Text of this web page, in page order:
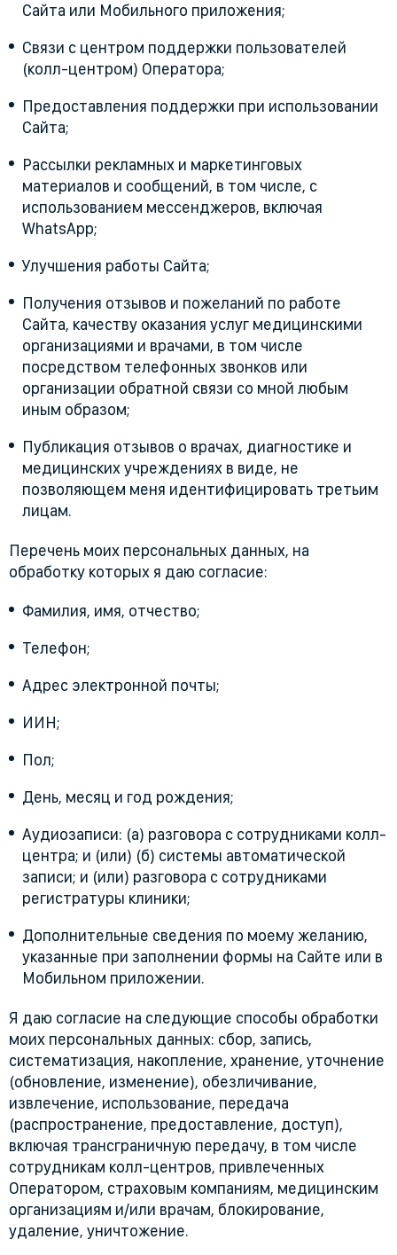
Сайта или Мобильного приложения;
Связи с центром поддержки пользователей
(колл-центром) Оператора;
Предоставления поддержки при использовании
Сайта;
Рассылки рекламных и маркетинговых
материалов и сообщений, в том числе, с
использованием мессенджеров, включая
WhatsApp;
Улучшения работы Сайта;
Получения отзывов и пожеланий по работе
Сайта, качеству оказания услуг медицинскими
организациями и врачами, в том числе
посредством телефонных звонков или
организации обратной связи со мной любым
иным образом;
Публикация отзывов о врачах, диагностике и
медицинских учреждениях в виде, не
позволяющем меня идентифицировать третьим
лицам.
Перечень моих персональных данных, на
обработку которых я даю согласие:
Фамилия, имя, отчество;
Телефон;
Адрес электронной почты;
ИИН;
Пол;
День, месяц и год рождения;
Аудиозаписи: (а) разговора с сотрудниками колл-
центра; и (или) (б) системы автоматической
записи; и (или) разговора с сотрудниками
регистратуры клиники;
Дополнительные сведения по моему желанию,
указанные при заполнении формы на Сайте или в
Мобильном приложении.
Я даю согласие на следующие способы обработки
моих персональных данных: сбор, запись,
систематизация, накопление, хранение, уточнение
(обновление, изменение), обезличивание,
извлечение, использование, передача
(распространение, предоставление, доступ),
включая трансграничную передачу, в том числе
сотрудникам колл-центров, привлеченных
Оператором, страховым компаниям, медицинским
организациям и/или врачам, блокирование,
удаление, уничтожение.